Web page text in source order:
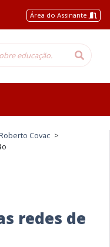
Área do Assinante
Covac >
redes de